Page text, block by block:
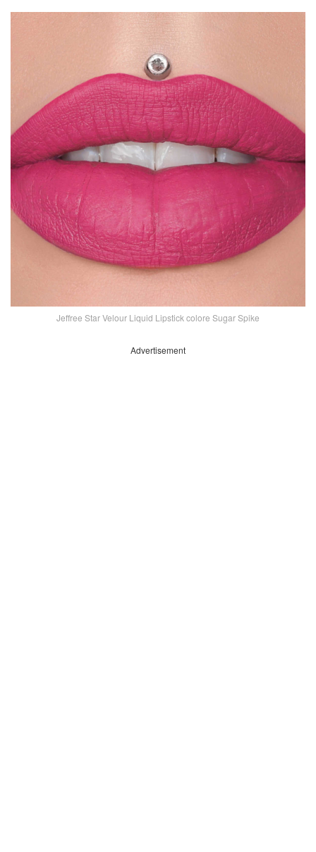
Jeffree Star Velour Liquid Lipstick colore Sugar Spike
Advertisement